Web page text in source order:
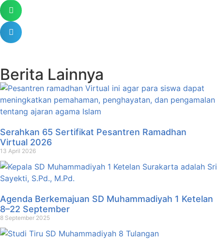
Berita Lainnya
Serahkan 65 Sertifikat Pesantren Ramadhan
Virtual 2026
13 April 2026
Agenda Berkemajuan SD Muhammadiyah 1 Ketelan
8–22 September
8 September 2025